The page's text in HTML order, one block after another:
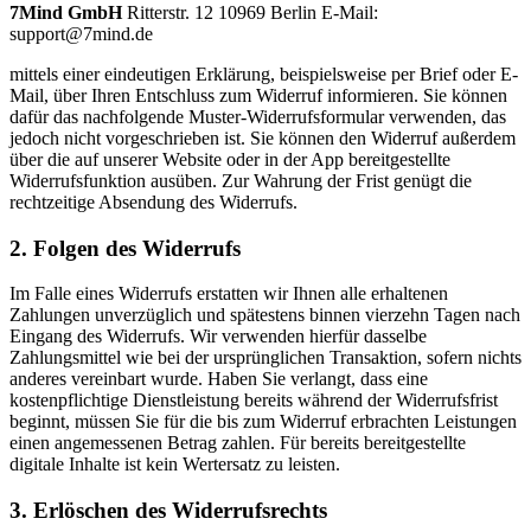
7Mind GmbHRitterstr. 12 10969 Berlin E-Mail:
support@7mind.de
mittels einer eindeutigen Erklärung, beispielsweise per Brief oder E-
Mail, über Ihren Entschluss zum Widerruf informieren. Sie können
dafür das nachfolgende Muster-Widerrufsformular verwenden, das
jedoch nicht vorgeschrieben ist. Sie können den Widerruf außerdem
über die auf unserer Website oder in der App bereitgestellte
Widerrufsfunktion ausüben. Zur Wahrung der Frist genügt die
rechtzeitige Absendung des Widerrufs.
2. Folgen des Widerrufs
Im Falle eines Widerrufs erstatten wir Ihnen alle erhaltenen
Zahlungen unverzüglich und spätestens binnen vierzehn Tagen nach
Eingang des Widerrufs. Wir verwenden hierfür dasselbe
Zahlungsmittel wie bei der ursprünglichen Transaktion, sofern nichts
anderes vereinbart wurde. Haben Sie verlangt, dass eine
kostenpflichtige Dienstleistung bereits während der Widerrufsfrist
beginnt, müssen Sie für die bis zum Widerruf erbrachten Leistungen
einen angemessenen Betrag zahlen. Für bereits bereitgestellte
digitale Inhalte ist kein Wertersatz zu leisten.
3. Erlöschen des Widerrufsrechts